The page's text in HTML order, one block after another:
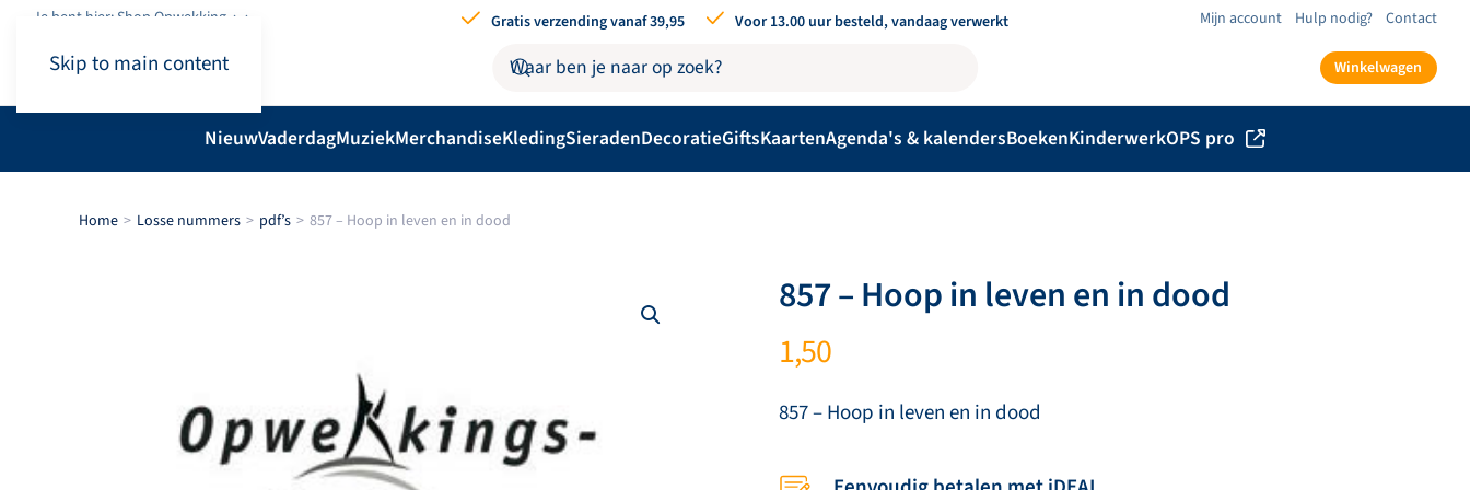
Skip to main content
Je bent hier: Shop.Opwekking Gratis verzending vanaf 39,95 Voor 13.00 uur besteld, vandaag verwerkt Mijn account Hulp nodig? Contact
Winkelwagen
NieuwVaderdagMuziekMerchandiseKledingSieradenDecoratieGiftsKaartenAgenda's & kalendersBoekenKinderwerkOPS pro
Home Losse nummers pdf’s 857 – Hoop in leven en in dood
857 – Hoop in leven en in dood
1,50
857 – Hoop in leven en in dood